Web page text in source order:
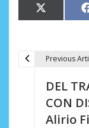
Compartir
en
X
(Twitter)
Previous
DEL
CON
Alirio